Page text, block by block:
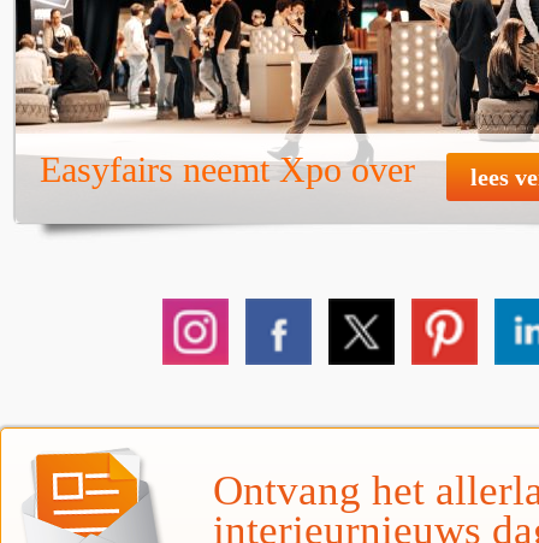
Easyfairs neemt Xpo over lees
Ontvang het
interieurnieuws